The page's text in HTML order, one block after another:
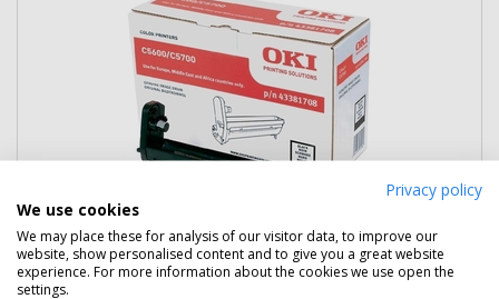
33 890 Ft (bruttó 43 040 Ft)
Privacy policy
We use cookies
We may place these for analysis of our visitor data, to improve our
website, show personalised content and to give you a great website
experience. For more information about the cookies we use open the
settings.